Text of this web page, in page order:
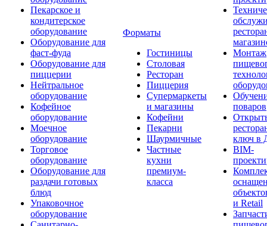
Пекарское и
кондитерское
оборудование
Оборудование для
фаст-фуда
Оборудование для
пиццерии
Нейтральное
оборудование
Кофейное
оборудование
Моечное
оборудование
Торговое
оборудование
Оборудование для
раздачи готовых
блюд
Упаковочное
оборудование
Форматы
Гостиницы
Столовая
Ресторан
Пиццерия
Супермаркеты
и магазины
Кофейни
Пекарни
Шаурмичные
Частные
кухни
премиум-
класса
Монтаж
поваров
ключ в
BIM-
и Retail